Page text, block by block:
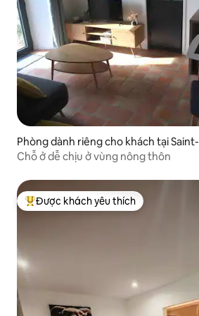
Phòng dành riêng cho khách tại
orien
Chỗ ở dễ chịu ở vùng nông thôn
Được khách yêu thích nhất
Được khách yêu thích